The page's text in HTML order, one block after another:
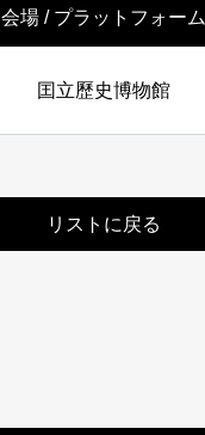
会場 / プラットフォーム
囯立歷史博物館
リストに戻る